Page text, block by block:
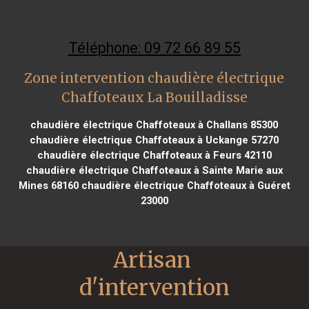
Téléphone: 09 72 66 89 55
Zone intervention chaudière électrique
Chaffoteaux La Bouilladisse
chaudière électrique Chaffoteaux à Challans 85300
chaudière électrique Chaffoteaux à Uckange 57270
chaudière électrique Chaffoteaux à Feurs 42110
chaudière électrique Chaffoteaux à Sainte Marie aux
Mines 68160chaudière électrique Chaffoteaux à Guéret
23000
Artisan
d'intervention